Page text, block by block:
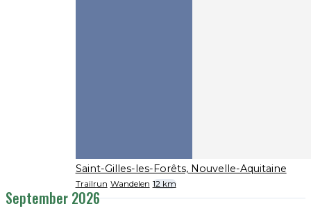
Saint-Gilles-les-Forêts, Nouvelle-Aquitaine
Trailrun Wandelen 12 km
September 2026